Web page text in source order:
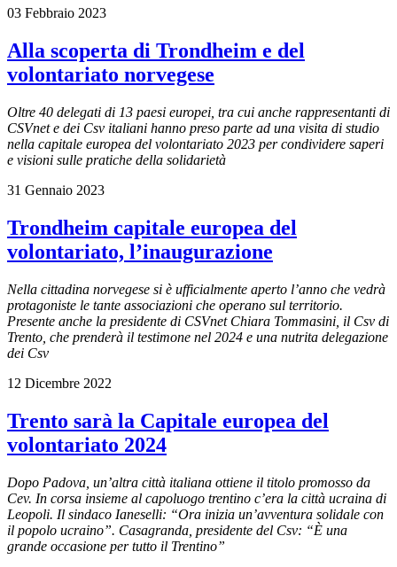
03 Febbraio 2023
Alla scoperta di Trondheim e del
volontariato norvegese
Oltre 40 delegati di 13 paesi europei, tra cui anche rappresentanti di
CSVnet e dei Csv italiani hanno preso parte ad una visita di studio
nella capitale europea del volontariato 2023 per condividere saperi
e visioni sulle pratiche della solidarietà
31 Gennaio 2023
Trondheim capitale europea del
volontariato, l’inaugurazione
Nella cittadina norvegese si è ufficialmente aperto l’anno che vedrà
protagoniste le tante associazioni che operano sul territorio.
Presente anche la presidente di CSVnet Chiara Tommasini, il Csv di
Trento, che prenderà il testimone nel 2024 e una nutrita delegazione
dei Csv
12 Dicembre 2022
Trento sarà la Capitale europea del
volontariato 2024
Dopo Padova, un’altra città italiana ottiene il titolo promosso da
Cev. In corsa insieme al capoluogo trentino c’era la città ucraina di
Leopoli. Il sindaco Ianeselli: “Ora inizia un’avventura solidale con
il popolo ucraino”. Casagranda, presidente del Csv: “È una
grande occasione per tutto il Trentino”